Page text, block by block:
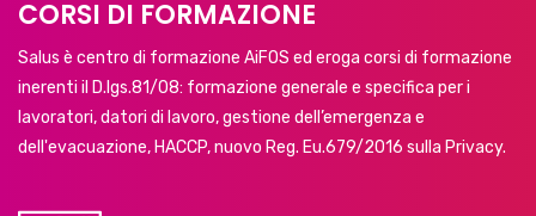
CORSI DI FORMAZIONE
Salus è centro di formazione AiFOS ed eroga corsi di formazione
inerenti il D.lgs.81/08: formazione generale e specifica per i
lavoratori, datori di lavoro, gestione dell’emergenza e
dell'evacuazione, HACCP, nuovo Reg. Eu.679/2016 sulla Privacy.